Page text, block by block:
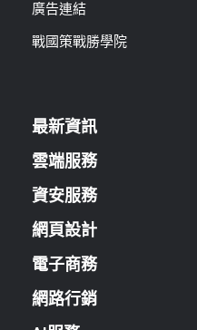
廣告連結
戰國策戰勝學院
最新資訊
雲端服務
資安服務
網頁設計
電子商務
網路行銷